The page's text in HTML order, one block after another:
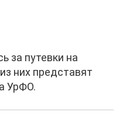
за путевки на
них представят
УрФО.